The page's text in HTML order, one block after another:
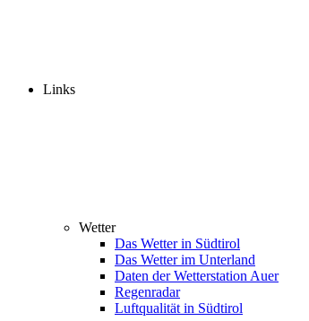
Links
Wetter
Das Wetter in Südtirol
Das Wetter im Unterland
Daten der Wetterstation Auer
Regenradar
Luftqualität in Südtirol